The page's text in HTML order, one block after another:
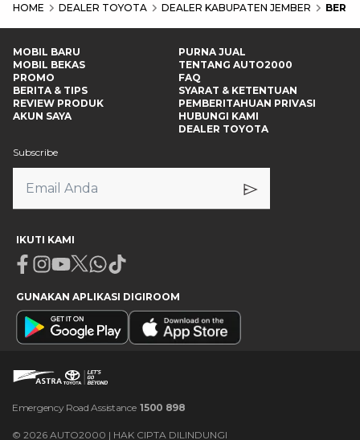
HOME DEALER TOYOTA DEALER KABUPATEN JEMBER
MOBIL BARU
MOBIL BEKAS
PROMO
BERITA & TIPS
REVIEW PRODUK
AKUN SAYA
PURNA JUAL
TENTANG AUTO2000
FAQ
SYARAT & KETENTUAN
PEMBERITAHUAN PRIVASI
HUBUNGI KAMI
DEALER TOYOTA
Subscribe
IKUTI KAMI
Facebook
Instagram
Youtube
X Whatsapp
Tiktok
GUNAKAN APLIKASI DIGIROOM
Emergency Road Assistance 1500 898
© 2026 AUTO2000 | HAK CIPTA DILINDUNGI